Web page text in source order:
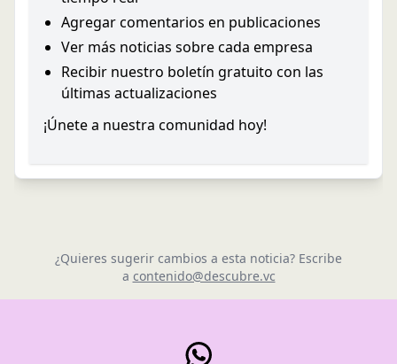
Agregar comentarios en publicaciones
Ver más noticias sobre cada empresa
Recibir nuestro boletín gratuito con las
últimas actualizaciones
¡Únete a nuestra comunidad hoy!
¿Quieres sugerir cambios a esta noticia? Escribe
a contenido@descubre.vc